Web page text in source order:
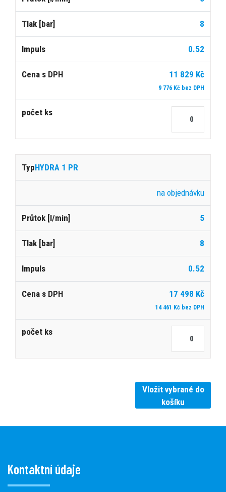
8
0.52
11 829 Kč
9 776 Kč bez DPH
HYDRA 1 PR
na objednávku
5
8
0.52
17 498 Kč
14 461 Kč bez DPH
Vložit vybrané do
košíku
Kontaktní údaje